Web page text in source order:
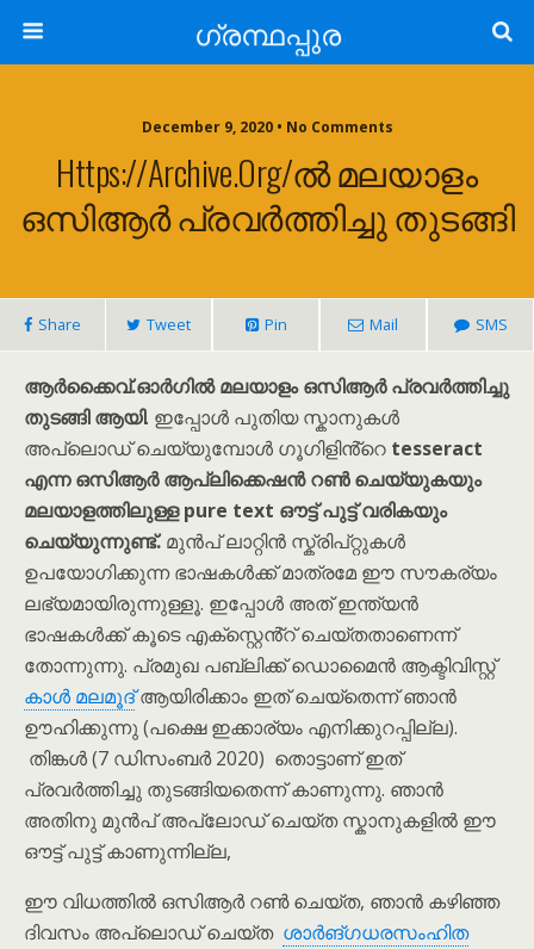
ഗ്രന്ഥപ്പുര
December 9, 2020 • No Comments
Https://archive.org/ൽ മലയാളം
ഒസിആർ പ്രവർത്തിച്ചു തുടങ്ങി
Share Tweet Pin Mail SMS
ആർക്കൈവ്.ഓർഗിൽ മലയാളം ഒസിആർ പ്രവർത്തിച്ചു
തുടങ്ങി ആയി. ഇപ്പോൾ പുതിയ സ്കാനുകൾ
അപ്‌ലൊഡ് ചെയ്യുമ്പോൾ ഗൂഗിളിൻ്റെ tesseract
എന്ന ഒസിആർ ആപ്ലിക്കെഷൻ റൺ ചെയ്യുകയും
മലയാളത്തിലുള്ള pure text ഔട്ട് പുട്ട് വരികയും
ചെയ്യുന്നുണ്ട്. മുൻപ് ലാറ്റിൻ സ്ക്രിപ്റ്റുകൾ
ഉപയോഗിക്കുന്ന ഭാഷകൾക്ക് മാത്രമേ ഈ സൗകര്യം
ലഭ്യമായിരുന്നുള്ളൂ. ഇപ്പോൾ അത് ഇന്ത്യൻ
ഭാഷകൾക്ക് കൂടെ എക്സ്റ്റെൻ്റ് ചെയ്തതാണെന്ന്
തോന്നുന്നു. പ്രമുഖ പബ്ലിക്ക് ഡൊമൈൻ ആക്ടിവിസ്റ്റ്
കാൾ മലമൂദ്ആയിരിക്കാം ഇത് ചെയ്തെന്ന് ഞാൻ
ഊഹിക്കുന്നു (പക്ഷെ ഇക്കാര്യം എനിക്കുറപ്പില്ല).
തിങ്കൾ (7 ഡിസംബർ 2020) തൊട്ടാണ് ഇത്
പ്രവർത്തിച്ചു തുടങ്ങിയതെന്ന് കാണുന്നു. ഞാൻ
അതിനു മുൻപ് അപ്‌ലോഡ് ചെയ്ത സ്കാനുകളിൽ ഈ
ഔട്ട് പുട്ട് കാണുന്നില്ല,
ഈ വിധത്തിൽ ഒസിആർ റൺ ചെയ്ത, ഞാൻ കഴിഞ്ഞ
ദിവസം അപ്‌ലൊഡ് ചെയ്ത ശാർങ്ഗധരസംഹിത